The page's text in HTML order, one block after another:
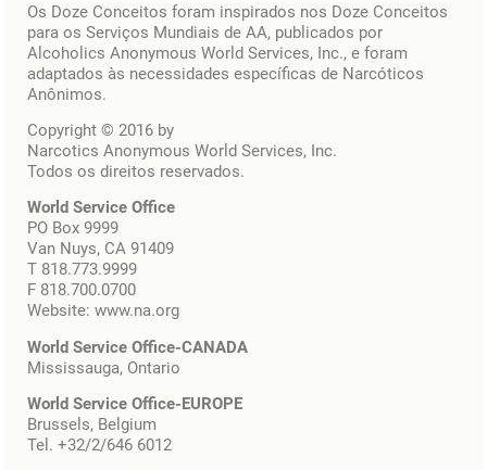
Os Doze Conceitos foram inspirados nos Doze Conceitos
para os Serviços Mundiais de AA, publicados por
Alcoholics Anonymous World Services, Inc., e foram
adaptados às necessidades específicas de Narcóticos
Anônimos.
Copyright © 2016 by
Narcotics Anonymous World Services, Inc.
Todos os direitos reservados.
World Service Office
PO Box 9999
Van Nuys, CA 91409
T 818.773.9999
F 818.700.0700
Website: www.na.org
World Service Office-CANADA
Mississauga, Ontario
World Service Office-EUROPE
Brussels, Belgium
Tel. +32/2/646 6012